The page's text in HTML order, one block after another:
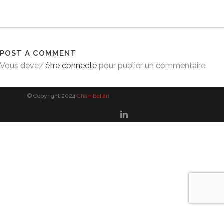
POST A COMMENT
Vous devez être connecté pour publier un commentaire.
© Copyright 2024 Chambellan